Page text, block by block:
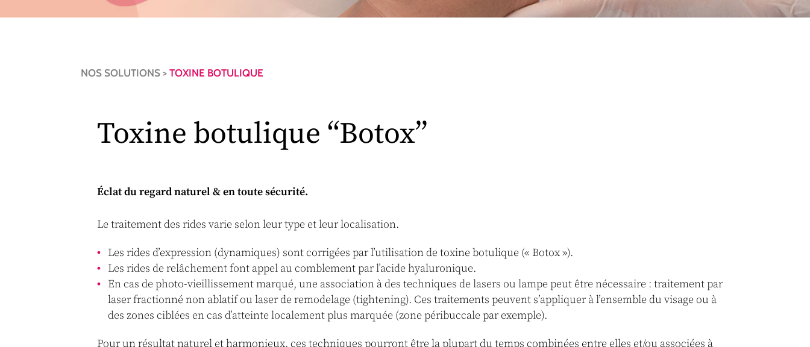
NOS SOLUTIONS > TOXINE BOTULIQUE
Toxine botulique “Botox”
Éclat du regard naturel & en toute sécurité.
Le traitement des rides varie selon leur type et leur localisation.
Les rides d’expression (dynamiques) sont corrigées par l’utilisation de toxine botulique (« Botox »).
Les rides de relâchement font appel au comblement par l’acide hyaluronique.
En cas de photo-vieillissement marqué, une association à des techniques de lasers ou lampe peut être nécessaire : traitement par
laser fractionné non ablatif ou laser de remodelage (tightening). Ces traitements peuvent s’appliquer à l’ensemble du visage ou à
des zones ciblées en cas d’atteinte localement plus marquée (zone péribuccale par exemple).
Pour un résultat naturel et harmonieux, ces techniques pourront être la plupart du temps combinées entre elles et/ou associées à